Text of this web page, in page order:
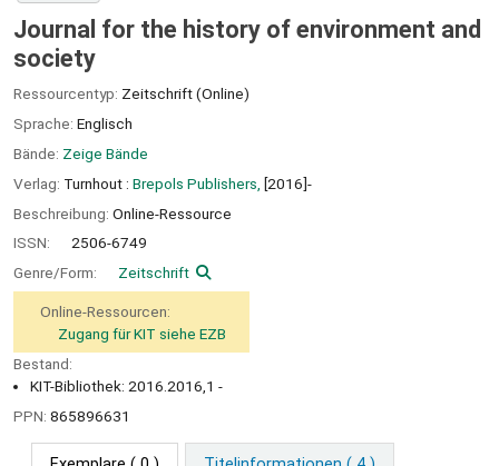
Journal for the history of environment and
society
Ressourcentyp: Zeitschrift (Online)
Sprache: Englisch
Bände: Zeige Bände
Verlag: Turnhout : Brepols Publishers, [2016]-
Beschreibung: Online-Ressource
ISSN:
2506-6749
Genre/Form:
Zeitschrift
Online-Ressourcen:
Zugang für KIT siehe EZB
Bestand:
KIT-Bibliothek: 2016.2016,1 -
PPN: 865896631